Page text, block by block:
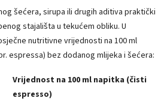
šećera, sirupa ili drugih aditiva praktički
stajališta u tekućem obliku. U
nutritivne vrijednosti na 100 ml
espressa) bez dodanog mlijeka i šećera:
Vrijednost na 100 ml napitka (čisti
espresso)